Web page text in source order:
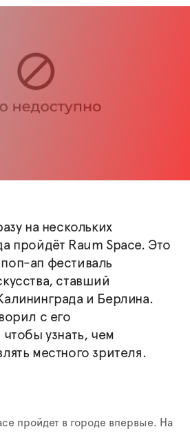
на нескольких
пройдёт Raum Space. Это
ап фестиваль
ставший
и Берлина.
с его
узнать, чем
местного зрителя.
пройдет в городе впервые. На